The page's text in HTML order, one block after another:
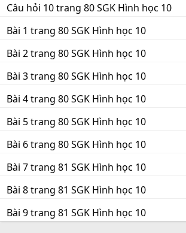
Câu hỏi 10 trang 80 SGK Hình học 10
Bài 1 trang 80 SGK Hình học 10
Bài 2 trang 80 SGK Hình học 10
Bài 3 trang 80 SGK Hình học 10
Bài 4 trang 80 SGK Hình học 10
Bài 5 trang 80 SGK Hình học 10
Bài 6 trang 80 SGK Hình học 10
Bài 7 trang 81 SGK Hình học 10
Bài 8 trang 81 SGK Hình học 10
Bài 9 trang 81 SGK Hình học 10